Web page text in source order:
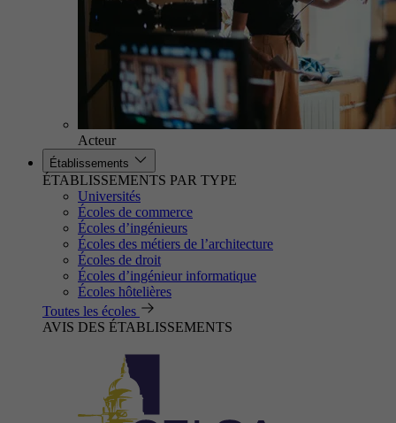
Acteur
Établissements
ÉTABLISSEMENTS PAR TYPE
Universités
Écoles de commerce
Écoles d’ingénieurs
Écoles des métiers de l’architecture
Écoles de droit
Écoles d’ingénieur informatique
Écoles hôtelières
Toutes les écoles
AVIS DES ÉTABLISSEMENTS